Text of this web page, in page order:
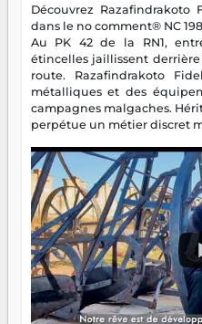
Découvrez
dans le no comment® NC
Au PK 42 de la RN1,
étincelles jaillissent
route. Razafindrakoto
métalliques et des
campagnes malgaches.
perpétue un métier discret